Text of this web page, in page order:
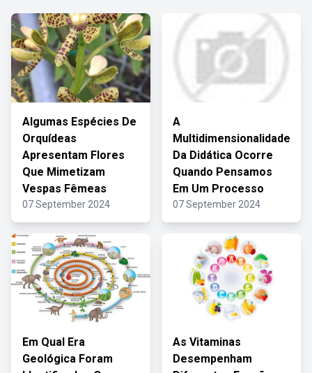
Algumas Espécies De
Orquídeas
Apresentam Flores
Que Mimetizam
Vespas Fêmeas
07 September 2024
A
Multidimensionalidade
Da Didática Ocorre
Quando Pensamos
Em Um Processo
07 September 2024
Em Qual Era
Geológica Foram
As Vitaminas
Desempenham